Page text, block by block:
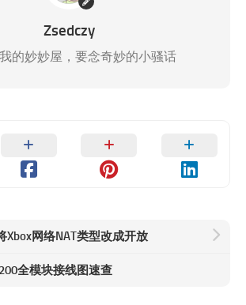
Zsedczy
的妙妙屋，要念奇妙的小骚话
Xbox网络NAT类型改成开放
全模块接线图速查